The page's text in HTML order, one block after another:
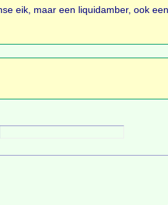
eik, maar een liquidamber, ook